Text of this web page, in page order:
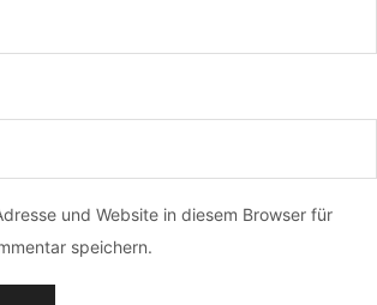
und Website in diesem Browser für
speichern.